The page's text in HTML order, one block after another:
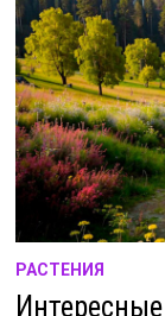
РАСТЕНИЯ